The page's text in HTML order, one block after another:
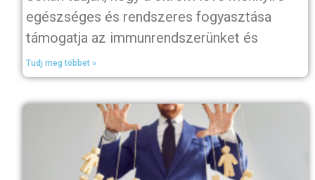
egészséges és rendszeres fogyasztása
támogatja az immunrendszerünket és
Tudj meg többet »